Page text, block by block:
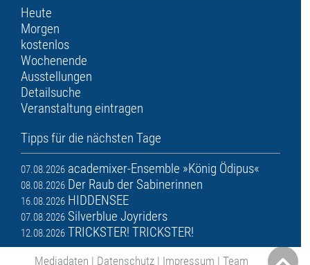
Heute
Morgen
kostenlos
Wochenende
Ausstellungen
Detailsuche
Veranstaltung eintragen
Tipps für die nächsten Tage
07.08.2026 academixer-Ensemble »König Ödipus«
08.08.2026 Der Raub der Sabinerinnen
16.08.2026 HIDDENSEE
07.08.2026 Silverblue Joyriders
12.08.2026 TRICKSTER! TRICKSTER!
Mediadaten | Datenschutz | Impressum | Team